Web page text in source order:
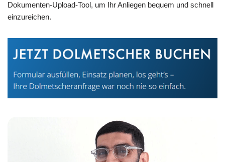
Dokumenten-Upload-Tool, um Ihr Anliegen bequem und schnell
einzureichen.